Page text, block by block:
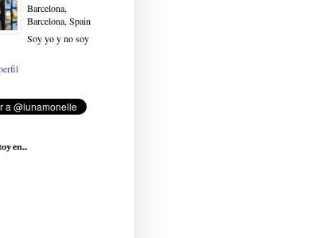
Barcelona,
Barcelona, Spain
Soy yo y no soy
en...